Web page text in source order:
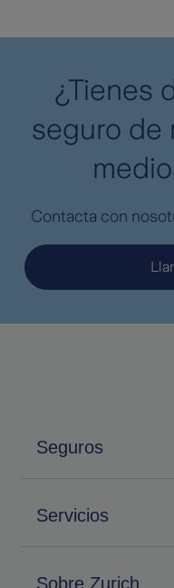
¿Tienes
seguro de
Contacta con
Seguros
Servicios
Sobre Zurich